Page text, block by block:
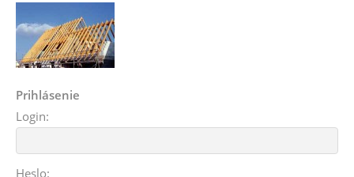
Prihlásenie
Login:
Heslo: